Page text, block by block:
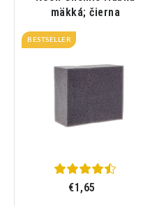
mäkká; čierna
BESTSELLER
€1,65